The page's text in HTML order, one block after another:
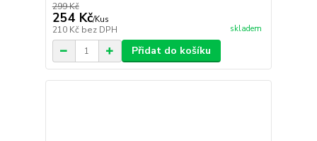
299 Kč
254 Kč/Kus
210 Kč bez DPH skladem
Přidat do košíku